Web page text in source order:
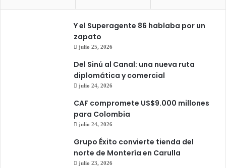
Y el Superagente 86 hablaba por un
zapato
julio 25, 2026
Del Sinú al Canal: una nueva ruta
diplomática y comercial
julio 24, 2026
CAF compromete US$9.000 millones
para Colombia
julio 24, 2026
Grupo Éxito convierte tienda del
norte de Montería en Carulla
julio 23, 2026